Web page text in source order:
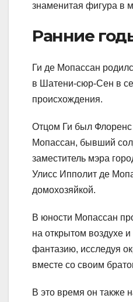
знаменитая фигура в
Ранние
Ги де Мопассан
в Шатени-сюр-Сен в
происхождения.
Отцом Ги был
Мопассан, бывший
заместитель мэра
Улисс Ипполит де
домохозяйкой.
В юности Мопассан
на открытом воздухе
фантазию, исследуя
вместе со своим
В это время он также